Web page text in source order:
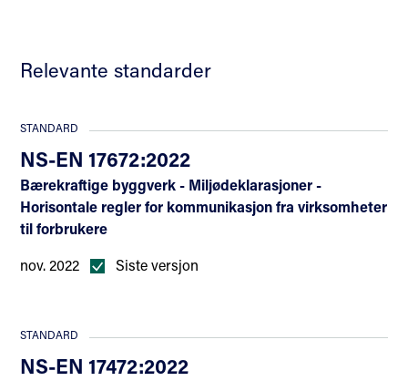
Relevante standarder
STANDARD
NS-EN 17672:2022
Bærekraftige byggverk - Miljødeklarasjoner -
Horisontale regler for kommunikasjon fra virksomheter
til forbrukere
nov. 2022
Siste versjon
STANDARD
NS-EN 17472:2022